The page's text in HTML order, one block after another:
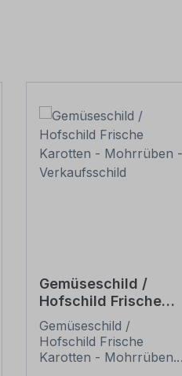
Gemüseschild /
Hofschild Frische
Karotten - Mohrrüben
- Verkaufsschild
Gemüseschild /
Hofschild Frische
Karotten - Mohrrüben.